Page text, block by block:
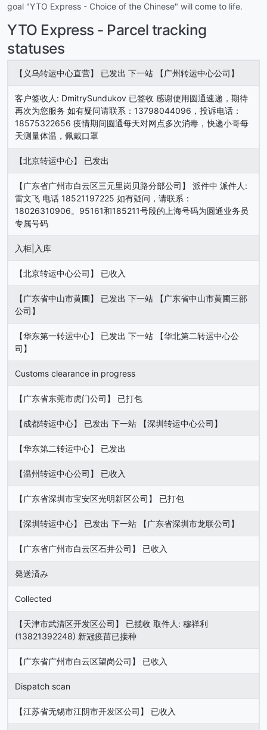
goal "YTO Express - Choice of the Chinese" will come to life.
YTO Express - Parcel tracking
statuses
【义乌转运中心直营】 已发出 下一站 【广州转运中心公司】
客户签收人: DmitrySundukov 已签收 感谢使用圆通速递，期待
再次为您服务 如有疑问请联系：13798044096，投诉电话：
18575322656 疫情期间圆通每天对网点多次消毒，快递小哥每
天测量体温，佩戴口罩
【北京转运中心】 已发出
【广东省广州市白云区三元里岗贝路分部公司】 派件中 派件人:
雷文飞 电话 18521197225 如有疑问，请联系：
18026310906。95161和185211号段的上海号码为圆通业务员
专属号码
入柜|入库
【北京转运中心公司】 已收入
【广东省中山市黄圃】 已发出 下一站 【广东省中山市黄圃三部
公司】
【华东第一转运中心】 已发出 下一站 【华北第二转运中心公
司】
Customs clearance in progress
【广东省东莞市虎门公司】 已打包
【成都转运中心】 已发出 下一站 【深圳转运中心公司】
【华东第二转运中心】 已发出
【温州转运中心公司】 已收入
【广东省深圳市宝安区光明新区公司】 已打包
【深圳转运中心】 已发出 下一站 【广东省深圳市龙联公司】
【广东省广州市白云区石井公司】 已收入
発送済み
Collected
【天津市武清区开发区公司】 已揽收 取件人: 穆祥利
(13821392248) 新冠疫苗已接种
【广东省广州市白云区望岗公司】 已收入
Dispatch scan
【江苏省无锡市江阴市开发区公司】 已收入